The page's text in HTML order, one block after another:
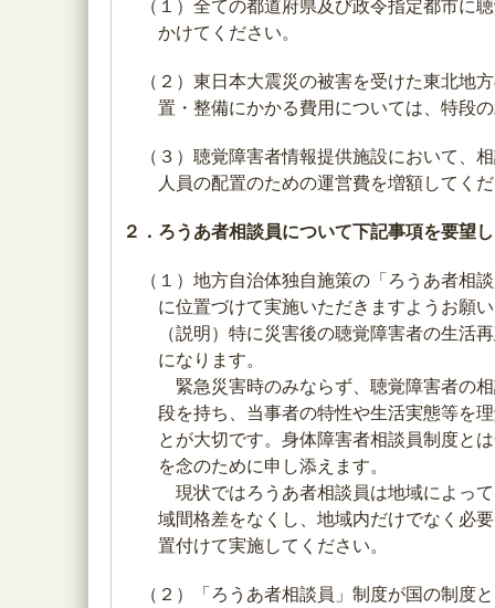
（１）全ての都道府県及び政令指定都市に
かけてください。
（２）東日本大震災の被害を受けた東北地
置・整備にかかる費用については、特段
（３）聴覚障害者情報提供施設において、
人員の配置のための運営費を増額してく
２．ろうあ者相談員について下記事項を要望
（１）地方自治体独自施策の「ろうあ者相
に位置づけて実施いただきますようお願
（説明）特に災害後の聴覚障害者の生活
になります。
緊急災害時のみならず、聴覚障害者の
段を持ち、当事者の特性や生活実態等を
とが大切です。身体障害者相談員制度と
を念のために申し添えます。
現状ではろうあ者相談員は地域によっ
域間格差をなくし、地域内だけでなく必
置付けて実施してください。
（２）「ろうあ者相談員」制度が国の制度